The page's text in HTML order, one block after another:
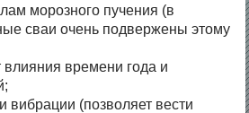
морозного пучения (в
сваи очень подвержены этому
влияния времени года и
вибрации (позволяет вести